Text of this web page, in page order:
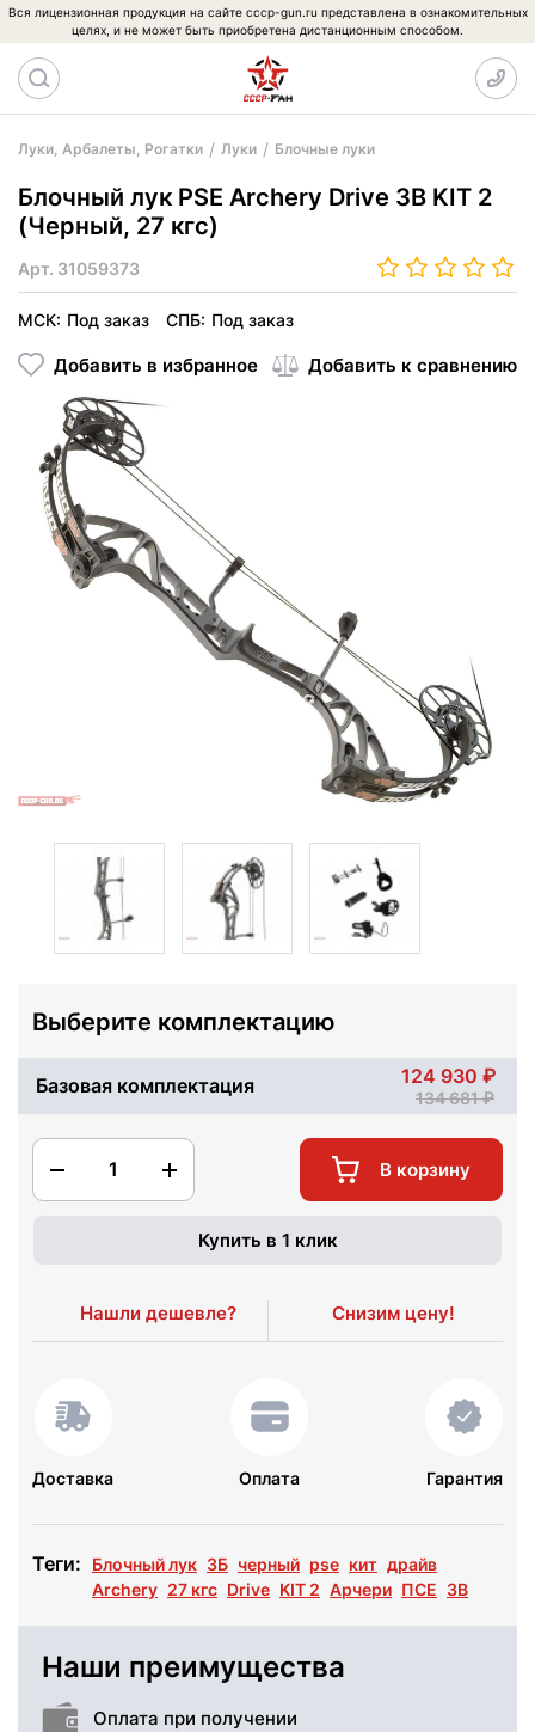
Вся лицензионная продукция на сайте cccp-gun.ru представлена в ознакомительных
целях, и не может быть приобретена дистанционным способом.
Луки, Арбалеты, Рогатки Луки Блочные луки
Блочный лук PSE Archery Drive 3B KIT 2
(Черный, 27 кгс)
Арт. 31059373
МСК: Под заказ СПБ: Под заказ
Добавить в избранное Добавить к сравнению
Выберите комплектацию
Базовая комплектация 124 930
134 681
1 В корзину
Купить в 1 клик
Нашли дешевле? Снизим цену!
Доставка Оплата Гарантия
Теги: Блочный лук 3Б черный pse кит драйв
Archery 27 кгс Drive KIT 2 Арчери ПСЕ 3B
Наши преимущества
Оплата при получении